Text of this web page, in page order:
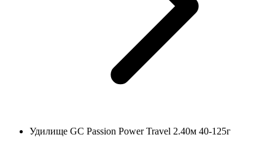
Удилище GC Passion Power Travel 2.40м 40-125г